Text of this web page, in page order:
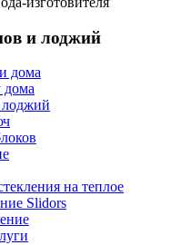
и лоджий
дома
дома
на теплое
Slidors